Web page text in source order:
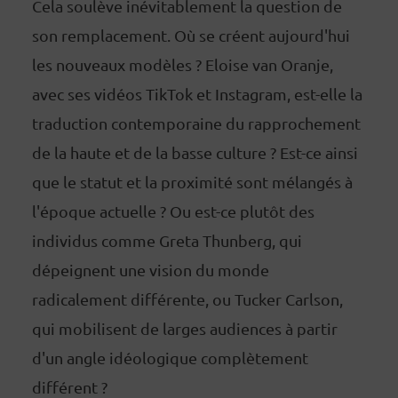
Cela soulève inévitablement la question de
son remplacement. Où se créent aujourd'hui
les nouveaux modèles ? Eloise van Oranje,
avec ses vidéos TikTok et Instagram, est-elle la
traduction contemporaine du rapprochement
de la haute et de la basse culture ? Est-ce ainsi
que le statut et la proximité sont mélangés à
l'époque actuelle ? Ou est-ce plutôt des
individus comme Greta Thunberg, qui
dépeignent une vision du monde
radicalement différente, ou Tucker Carlson,
qui mobilisent de larges audiences à partir
d'un angle idéologique complètement
différent ?